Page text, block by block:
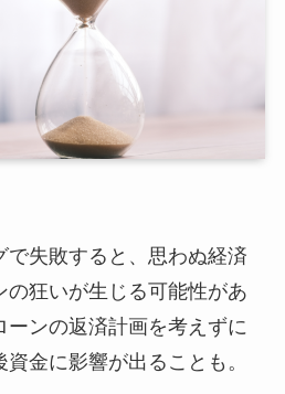
で失敗すると、思わぬ経済
の狂いが生じる可能性があ
ーンの返済計画を考えずに
金に影響が出ることも。